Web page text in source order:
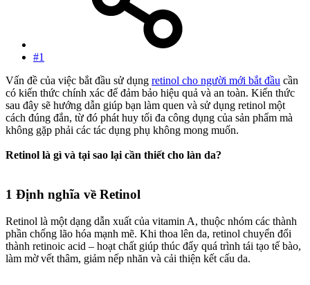
#1
Vấn đề của việc bắt đầu sử dụng retinol cho người mới bắt đầu cần
có kiến thức chính xác để đảm bảo hiệu quả và an toàn. Kiến thức
sau đây sẽ hướng dẫn giúp bạn làm quen và sử dụng retinol một
cách đúng đắn, từ đó phát huy tối đa công dụng của sản phẩm mà
không gặp phải các tác dụng phụ không mong muốn.
Retinol là gì và tại sao lại cần thiết cho làn da?
1 Định nghĩa về Retinol
Retinol là một dạng dẫn xuất của vitamin A, thuộc nhóm các thành
phần chống lão hóa mạnh mẽ. Khi thoa lên da, retinol chuyển đổi
thành retinoic acid – hoạt chất giúp thúc đẩy quá trình tái tạo tế bào,
làm mờ vết thâm, giảm nếp nhăn và cải thiện kết cấu da.